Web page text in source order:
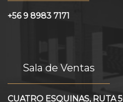
+56 9 8983 7171
Sala de Ventas
CUATRO ESQUINAS, RUTA 5